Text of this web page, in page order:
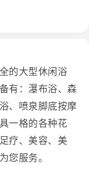
的大型休闲浴
有：瀑布浴、森
、喷泉脚底按摩
一格的各种花
疗、美容、美
您服务。